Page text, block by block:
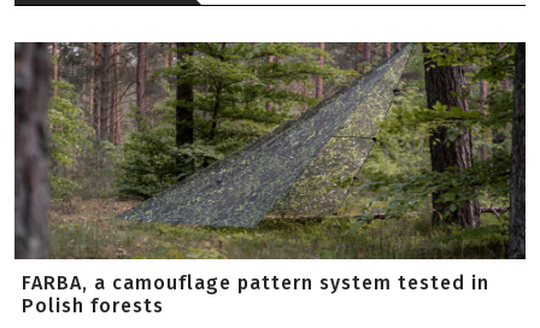
FARBA, a camouflage pattern system tested in
Polish forests